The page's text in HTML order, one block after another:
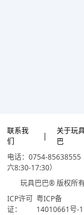
联系我
们
|
关于玩
巴
电话：0754-85638555
六8:30-17:30）
玩具巴巴® 版权所
ICP许可
证：
粤ICP备
14010661号-1